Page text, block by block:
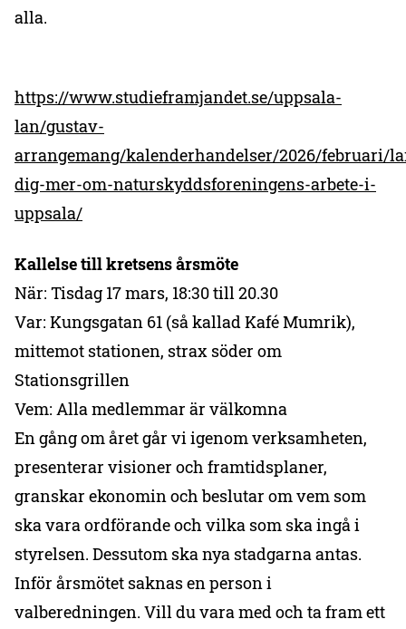
alla.
https://www.studieframjandet.se/uppsala-
lan/gustav-
arrangemang/kalenderhandelser/2026/februari/
dig-mer-om-naturskyddsforeningens-arbete-i-
uppsala/
Kallelse till kretsens årsmöte
När: Tisdag 17 mars, 18:30 till 20.30
Var: Kungsgatan 61 (så kallad Kafé Mumrik),
mittemot stationen, strax söder om
Stationsgrillen
Vem: Alla medlemmar är välkomna
En gång om året går vi igenom verksamheten,
presenterar visioner och framtidsplaner,
granskar ekonomin och beslutar om vem som
ska vara ordförande och vilka som ska ingå i
styrelsen. Dessutom ska nya stadgarna antas.
Inför årsmötet saknas en person i
valberedningen. Vill du vara med och ta fram ett